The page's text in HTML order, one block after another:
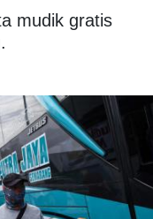
mudik gratis